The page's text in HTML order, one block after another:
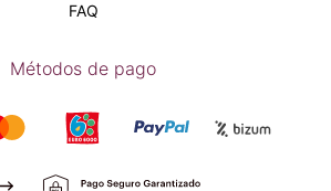
FAQ
Métodos de pago